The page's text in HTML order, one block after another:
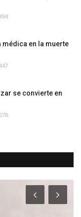
médica en la muerte
se convierte en
278